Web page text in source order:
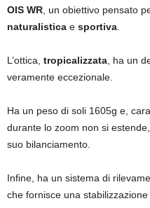
OIS WR , un obiettivo pensato
naturalistica e sportiva
L’ottica, tropicalizzata , ha un
veramente eccezionale.
Ha un peso di soli 1605g e,
durante lo zoom non si
suo bilanciamento.
Infine, ha un sistema di
che fornisce una